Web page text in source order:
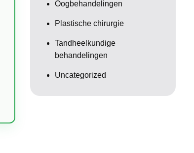
Oogbehandelingen
Plastische chirurgie
Tandheelkundige
behandelingen
Uncategorized